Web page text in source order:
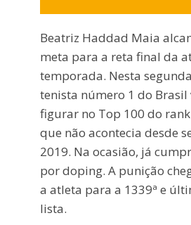
Beatriz Haddad Maia
meta para a reta final da
temporada. Nesta
tenista número 1 do Brasil
figurar no Top 100 do
que não acontecia desde
2019. Na ocasião, já
por doping. A punição
a atleta para a 1339ª e
lista.